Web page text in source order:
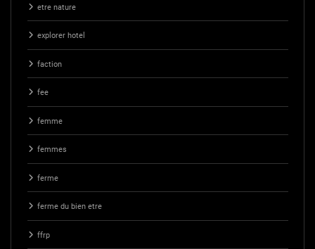
etre nature
explorer hotel
faction
fee
femme
femmes
ferme
ferme du bien etre
ffrp